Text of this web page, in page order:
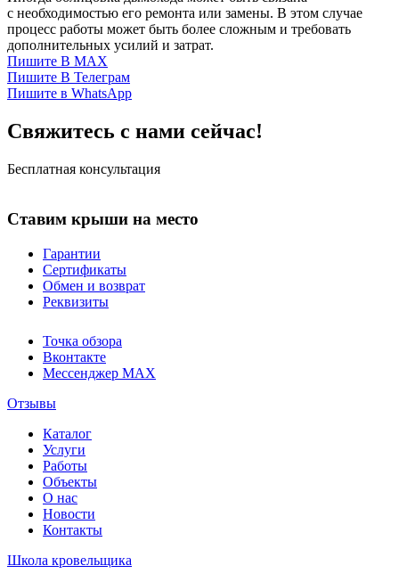
с необходимостью его ремонта или замены. В этом случае
процесс работы может быть более сложным и требовать
дополнительных усилий и затрат.
Пишите В MAX
Пишите В Телеграм
Пишите в WhatsApp
Свяжитесь с нами сейчас!
Бесплатная консультация
Ставим крыши на место
Гарантии
Сертификаты
Обмен и возврат
Реквизиты
Точка обзора
Вконтакте
Мессенджер MAX
Отзывы
Каталог
Услуги
Работы
Объекты
О нас
Новости
Контакты
Школа кровельщика